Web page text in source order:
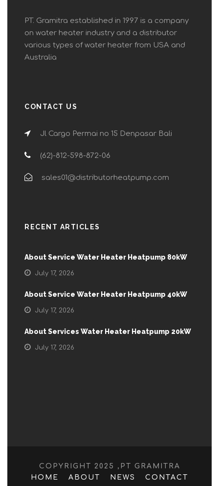
PT. Gramitra established in 1997 is a company
on water heater industry and a distributor
various types of water heater from USA and
Australia
CONTACT US
Jl Cargo Permai no 15 Denpasar Bali
(62)-812-598-872-06
sales01@distributorheatpump.com
RECENT ARTICLES
About Service Water Heater Heatpump 80kW
July 17, 2026
About Service Water Heater Heatpump 40kW
July 17, 2026
About Services Water Heater Heatpump 20kW
July 17, 2026
COPYRIGHT 2025 ,PT GRAMITRA
HOME
ABOUT NEWS CONTACT